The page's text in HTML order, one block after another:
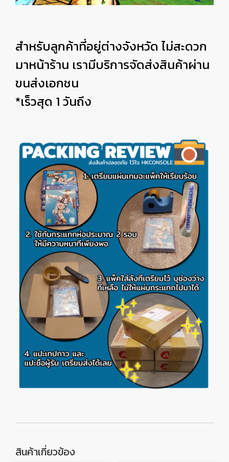
สำหรับลูกค้าที่อยู่ต่างจังหวัด ไม่สะดวก
มาหน้าร้าน เรามีบริการจัดส่งสินค้าผ่าน
ขนส่งเอกชน
*เร็วสุด 1 วันถึง
สินค้าเกี่ยวข้อง